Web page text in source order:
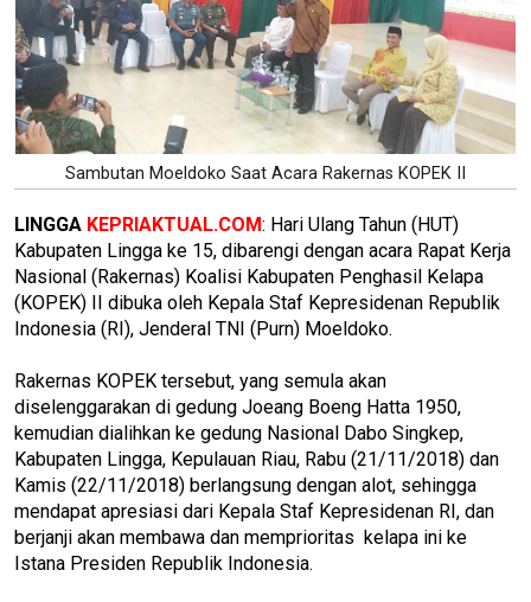
Sambutan Moeldoko Saat Acara Rakernas KOPEK II
LINGGA KEPRIAKTUAL.COM: Hari Ulang Tahun (HUT)
Kabupaten Lingga ke 15, dibarengi dengan acara Rapat Kerja
Nasional (Rakernas) Koalisi Kabupaten Penghasil Kelapa
(KOPEK) II dibuka oleh Kepala Staf Kepresidenan Republik
Indonesia (RI), Jenderal TNI (Purn) Moeldoko.
Rakernas KOPEK tersebut, yang semula akan
diselenggarakan di gedung Joeang Boeng Hatta 1950,
kemudian dialihkan ke gedung Nasional Dabo Singkep,
Kabupaten Lingga, Kepulauan Riau, Rabu (21/11/2018) dan
Kamis (22/11/2018) berlangsung dengan alot, sehingga
mendapat apresiasi dari Kepala Staf Kepresidenan RI, dan
berjanji akan membawa dan memprioritas kelapa ini ke
Istana Presiden Republik Indonesia.